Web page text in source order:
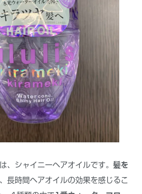
、シャイニーヘアオイルです。 髪を
長時間ヘアオイルの効果を感じるこ